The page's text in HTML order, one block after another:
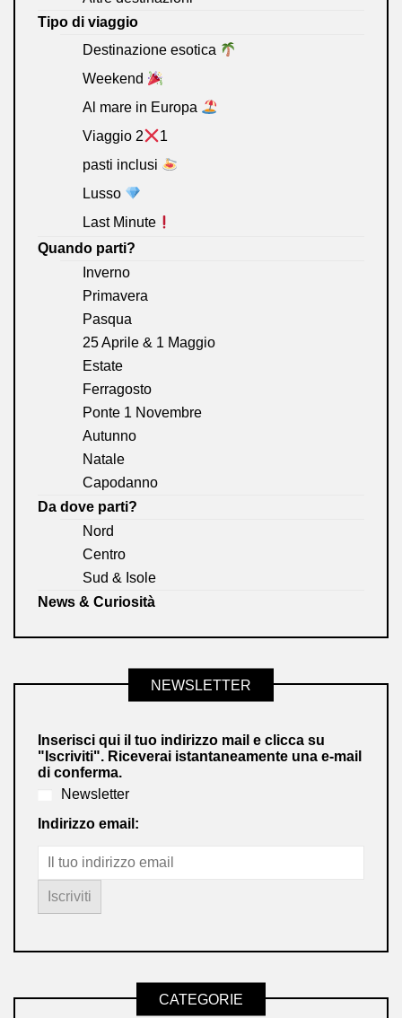
Tipo di viaggio
Destinazione esotica
Weekend
Al mare in Europa
Viaggio 2
1
pasti inclusi
Lusso
Last Minute
Quando parti?
Inverno
Primavera
Pasqua
25 Aprile & 1 Maggio
Estate
Ferragosto
Ponte 1 Novembre
Autunno
Natale
Capodanno
Da dove parti?
Nord
Centro
Sud & Isole
News & Curiosità
NEWSLETTER
Inserisci qui il tuo indirizzo mail e clicca su
"Iscriviti". Riceverai istantaneamente una e-mail
di conferma.
Newsletter
Indirizzo email:
CATEGORIE